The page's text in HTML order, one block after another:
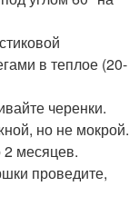
в теплое (20-
черенки.
но не мокрой.
2 месяцев.
проведите,